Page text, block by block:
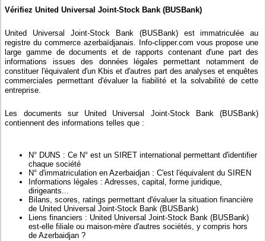
Vérifiez United Universal Joint-Stock Bank (BUSBank)
United Universal Joint-Stock Bank (BUSBank) est immatriculée au
registre du commerce azerbaïdjanais. Info-clipper.com vous propose une
large gamme de documents et de rapports contenant d'une part des
informations issues des données légales permettant notamment de
constituer l'équivalent d'un Kbis et d'autres part des analyses et enquêtes
commerciales permettant d'évaluer la fiabilité et la solvabilité de cette
entreprise.
Les documents sur United Universal Joint-Stock Bank (BUSBank)
contiennent des informations telles que :
N° DUNS : Ce N° est un SIRET international permettant d'identifier
chaque société
N° d'immatriculation en Azerbaidjan : C'est l'équivalent du SIREN
Informations légales : Adresses, capital, forme juridique,
dirigeants...
Bilans, scores, ratings permettant d'évaluer la situation financière
de United Universal Joint-Stock Bank (BUSBank)
Liens financiers : United Universal Joint-Stock Bank (BUSBank)
est-elle filiale ou maison-mère d'autres sociétés, y compris hors
de Azerbaidjan ?